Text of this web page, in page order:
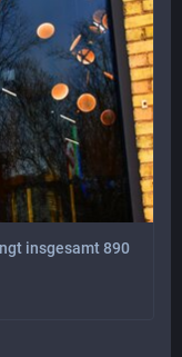
insgesamt 890